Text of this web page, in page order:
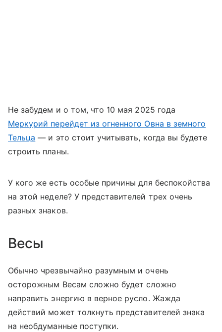
Не забудем и о том, что 10 мая 2025 года
Меркурий перейдет из огненного Овна в земного
Тельца — и это стоит учитывать, когда вы будете
строить планы.
У кого же есть особые причины для беспокойства
на этой неделе? У представителей трех очень
разных знаков.
Весы
Обычно чрезвычайно разумным и очень
осторожным Весам сложно будет сложно
направить энергию в верное русло. Жажда
действий может толкнуть представителей знака
на необдуманные поступки.